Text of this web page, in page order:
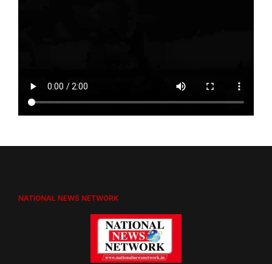
NATIONAL NEWS NETWORK